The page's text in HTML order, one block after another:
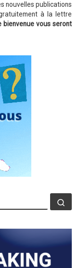
nouvelles publications
à la lettre
bienvenue vous seront